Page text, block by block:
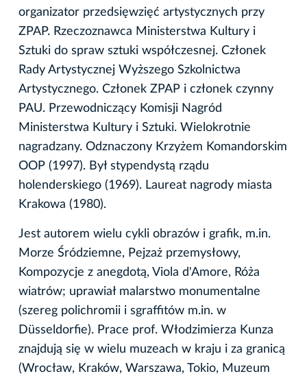
organizator przedsięwzięć artystycznych przy
ZPAP. Rzeczoznawca Ministerstwa Kultury i
Sztuki do spraw sztuki współczesnej. Członek
Rady Artystycznej Wyższego Szkolnictwa
Artystycznego. Członek ZPAP i członek czynny
PAU. Przewodniczący Komisji Nagród
Ministerstwa Kultury i Sztuki. Wielokrotnie
nagradzany. Odznaczony Krzyżem Komandorskim
OOP (1997). Był stypendystą rządu
holenderskiego (1969). Laureat nagrody miasta
Krakowa (1980).
Jest autorem wielu cykli obrazów i grafik, m.in.
Morze Śródziemne, Pejzaż przemysłowy,
Kompozycje z anegdotą, Viola d'Amore, Róża
wiatrów; uprawiał malarstwo monumentalne
(szereg polichromii i sgraffitów m.in. w
Düsseldorfie). Prace prof. Włodzimierza Kunza
znajdują się w wielu muzeach w kraju i za granicą
(Wrocław, Kraków, Warszawa, Tokio, Muzeum